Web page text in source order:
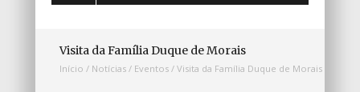
Visita da Família Duque de Morais
Início / Notícias / Eventos / Visita da Família Duque de Morais